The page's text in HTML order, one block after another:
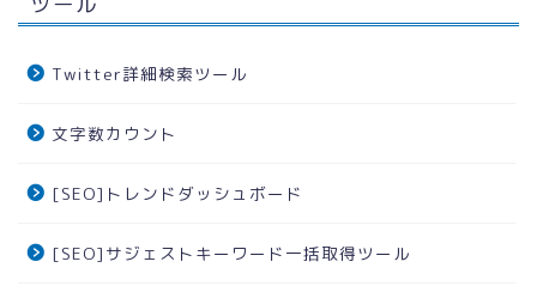
Twitter詳細検索ツール
文字数カウント
[SEO]トレンドダッシュボード
[SEO]サジェストキーワード一括取得ツール